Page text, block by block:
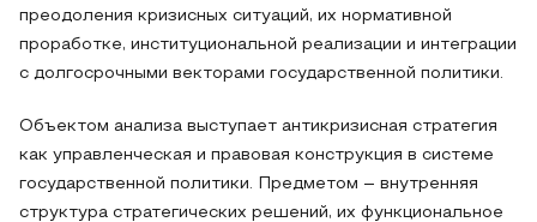
преодоления кризисных ситуаций, их нормативной
проработке, институциональной реализации и интеграции
с долгосрочными векторами государственной политики.
Объектом анализа выступает антикризисная стратегия
как управленческая и правовая конструкция в системе
государственной политики. Предметом – внутренняя
структура стратегических решений, их функциональное